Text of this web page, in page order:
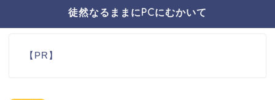
徒然なるままにPCにむかいて
【PR】